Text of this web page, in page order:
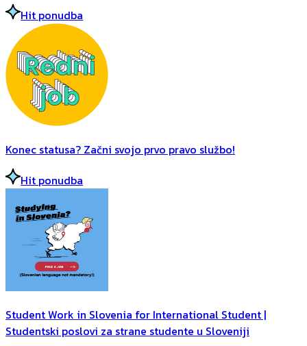
Hit ponudba
Konec statusa? Začni svojo prvo pravo službo!
Hit ponudba
Student Work in Slovenia for International Student |
Studentski poslovi za strane studente u Sloveniji